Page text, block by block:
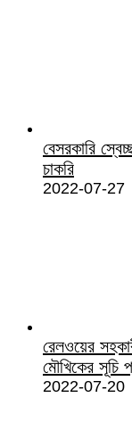
বেসরকারি
চাকরি
2022-07-27
রেলওয়ের
মৌখিকের সূচি
2022-07-20